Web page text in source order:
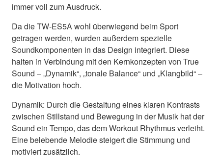
immer voll zum Ausdruck.
Da die TW-ES5A wohl überwiegend beim Sport
getragen werden, wurden außerdem spezielle
Soundkomponenten in das Design integriert. Diese
halten in Verbindung mit den Kernkonzepten von True
Sound – „Dynamik“, „tonale Balance“ und „Klangbild“ –
die Motivation hoch.
Dynamik: Durch die Gestaltung eines klaren Kontrasts
zwischen Stillstand und Bewegung in der Musik hat der
Sound ein Tempo, das dem Workout Rhythmus verleiht.
Eine belebende Melodie steigert die Stimmung und
motiviert zusätzlich.